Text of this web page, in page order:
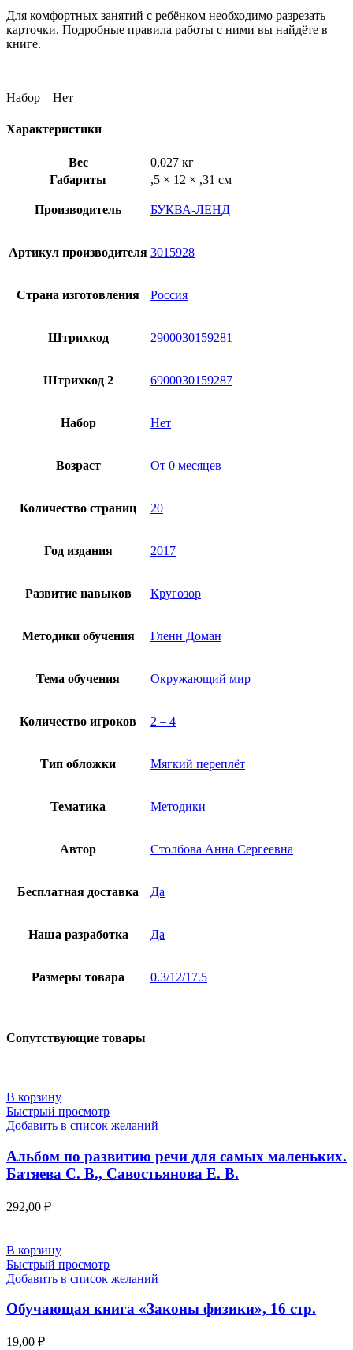
Для комфортных занятий с ребёнком необходимо разрезать
карточки. Подробные правила работы с ними вы найдёте в
книге.
Набор – Нет
Характеристики
Вес
0,027 кг
Габариты
,5 × 12 × ,31 см
Производитель БУКВА-ЛЕНД
Артикул производителя 3015928
Страна изготовления Россия
Штрихкод 2900030159281
Штрихкод 2 6900030159287
Набор Нет
Возраст От 0 месяцев
Количество страниц 20
Год издания 2017
Развитие навыков Кругозор
Методики обучения Гленн Доман
Тема обучения Окружающий мир
Количество игроков 2 – 4
Тип обложки Мягкий переплёт
Тематика Методики
Автор Столбова Анна Сергеевна
Бесплатная доставка Да
Наша разработка Да
Размеры товара 0.3/12/17.5
Сопутствующие товары
В корзину
Быстрый просмотр
Добавить в список желаний
Альбом по развитию речи для самых маленьких.
Батяева С. В., Савостьянова Е. В.
292,00 ₽
В корзину
Быстрый просмотр
Добавить в список желаний
Обучающая книга «Законы физики», 16 стр.
19,00 ₽